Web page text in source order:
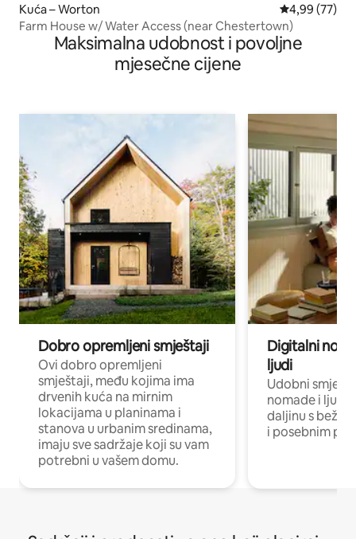
Kuća – Worton Prosječna
4,99 (77)
Farm House w/ Water Access (near Chestertown)
Maksimalna udobnost i povoljne
mjesečne cijene
Dobro opremljeni smještaji
Ovi dobro opremljeni
smještaji, među kojima ima
drvenih kuća na mirnim
lokacijama u planinama i
stanova u urbanim sredinama,
imaju sve sadržaje koji su vam
potrebni u vašem domu.
Digitalni
ljudi
Udobni
nomade i ljude
daljinu s
i posebnim